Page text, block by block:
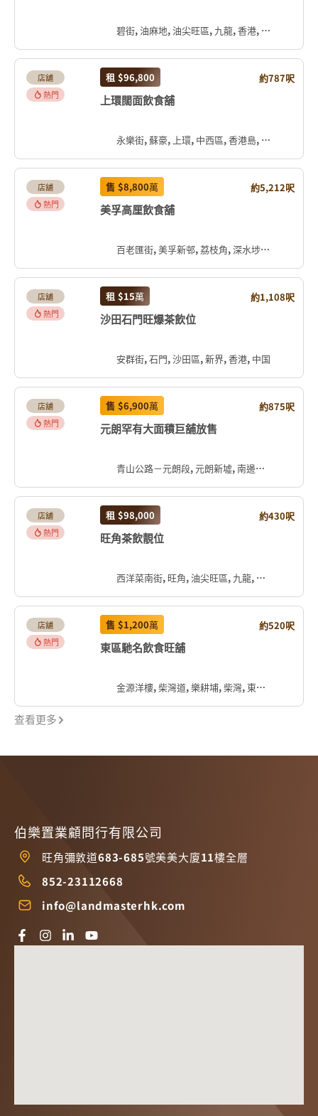
查看更多
碧街, 油麻地, 油尖旺區, 九龍, 香港, 中国
店舖
熱門
租 $96,800 約787呎
上環闊面飲食舖
永樂街, 蘇豪, 上環, 中西區, 香港島, 香港, 中国
店舖
熱門
售 $8,800萬 約5,212呎
美孚高厘飲食舖
百老匯街, 美孚新邨, 荔枝角, 深水埗區, 九龍, 香港, 中国
店舖
熱門
租 $15萬 約1,108呎
沙田石門旺爆茶飲位
安群街, 石門, 沙田區, 新界, 香港, 中国
店舖
熱門
售 $6,900萬 約875呎
元朗罕有大面積巨舖放售
青山公路－元朗段, 元朗新墟, 南邊圍, 元朗區, 新界, 香港, 中国
店舖
熱門
租 $98,000 約430呎
旺角茶飲靚位
西洋菜南街, 旺角, 油尖旺區, 九龍, 香港, 中国
店舖
熱門
售 $1,200萬 約520呎
東區馳名飲食旺舖
金源洋樓, 柴灣道, 樂耕埔, 柴灣, 東區, 香港島, 香港, 中国
伯樂置業顧問行有限公司
旺角彌敦道683-685號美美大廈11樓全層
852-23112668
info@landmasterhk.com